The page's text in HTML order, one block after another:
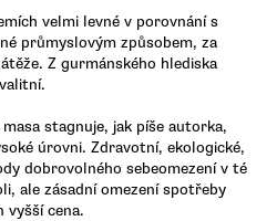
velmi levné v porovnání s
průmyslovým způsobem, za
Z gurmánského hlediska
stagnuje, jak píše autorka,
úrovni. Zdravotní, ekologické,
dobrovolného sebeomezení v té
ale zásadní omezení spotřeby
vyšší cena.